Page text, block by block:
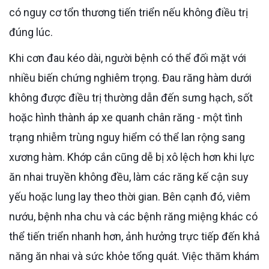
có nguy cơ tổn thương tiến triển nếu không điều trị
đúng lúc.
Khi cơn đau kéo dài, người bệnh có thể đối mặt với
nhiều biến chứng nghiêm trọng. Đau răng hàm dưới
không được điều trị thường dẫn đến sưng hạch, sốt
hoặc hình thành áp xe quanh chân răng - một tình
trạng nhiễm trùng nguy hiểm có thể lan rộng sang
xương hàm. Khớp cắn cũng dễ bị xô lệch hơn khi lực
ăn nhai truyền không đều, làm các răng kế cận suy
yếu hoặc lung lay theo thời gian. Bên cạnh đó, viêm
nướu, bệnh nha chu và các bệnh răng miệng khác có
thể tiến triển nhanh hơn, ảnh hưởng trực tiếp đến khả
năng ăn nhai và sức khỏe tổng quát. Việc thăm khám